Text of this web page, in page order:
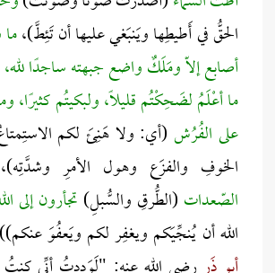
الحقُّ في أَطيطِها ويَنبَغي عليها أن تَئِطَّ)،
أصابع إلاّ ومَلَكٌ واضع جبهته ساجدًا لله،
ما أعْلَمُ لضَحِكْتُم قليلاً، ولبكيتُم كثيرًا،
على الفُرُش (أي: ولا هَنِئَ لكم
الخوفِ والفزَع وهول الأمرِ وشدَّتِه)،
الصّعدات (الطُّرقِ والسُّبلِ) تجأرون إلى
الله أن يُنجِّيَكم ويغفِر لكم ويَعفُوَ